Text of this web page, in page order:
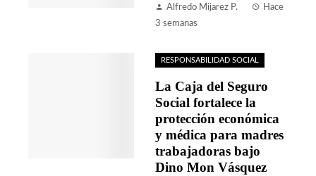
Alfredo Mijarez P.
Hace
3 semanas
RESPONSABILIDAD SOCIAL
La Caja del Seguro
Social fortalece la
protección económica
y médica para madres
trabajadoras bajo
Dino Mon Vásquez